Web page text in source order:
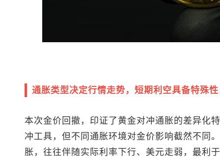
通胀类型决定行情走势，短期利空具备特殊性
本次金价回撤，印证了黄金对冲通胀的差异化
冲工具，但不同通胀环境对金价影响截然不同
胀，往往伴随实际利率下行、美元走弱，最利